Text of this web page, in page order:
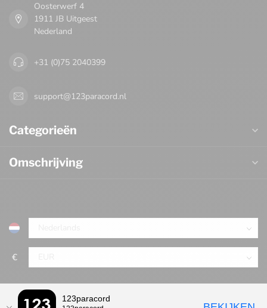
Oosterwerf 4
1911 JB Uitgeest
Nederland
+31 (0)75 2040399
support@123paracord.nl
Categorieën
Omschrijving
€
123paracord